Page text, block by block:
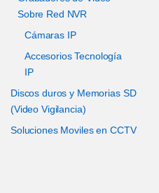
Sobre Red NVR
Cámaras IP
Accesorios Tecnología
IP
Discos duros y Memorias SD
(Video Vigilancia)
Soluciones Moviles en CCTV